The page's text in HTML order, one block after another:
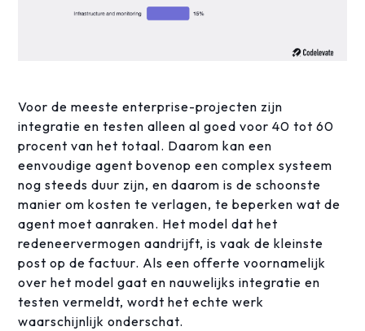
Voor de meeste enterprise-projecten zijn
integratie en testen alleen al goed voor 40 tot 60
procent van het totaal. Daarom kan een
eenvoudige agent bovenop een complex systeem
nog steeds duur zijn, en daarom is de schoonste
manier om kosten te verlagen, te beperken wat de
agent moet aanraken. Het model dat het
redeneervermogen aandrijft, is vaak de kleinste
post op de factuur. Als een offerte voornamelijk
over het model gaat en nauwelijks integratie en
testen vermeldt, wordt het echte werk
waarschijnlijk onderschat.